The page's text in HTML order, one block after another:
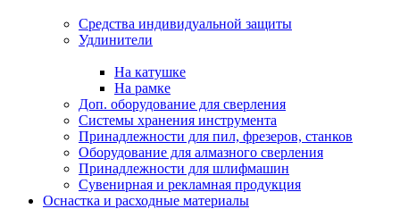
Средства индивидуальной защиты
Удлинители
На катушке
На рамке
Доп. оборудование для сверления
Системы хранения инструмента
Принадлежности для пил, фрезеров, станков
Оборудование для алмазного сверления
Принадлежности для шлифмашин
Сувенирная и рекламная продукция
Оснастка и расходные материалы